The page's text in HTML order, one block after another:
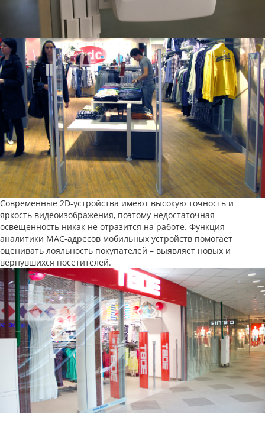
Современные 2D-устройства имеют высокую точность и
яркость видеоизображения, поэтому недостаточная
освещенность никак не отразится на работе. Функция
аналитики MAC-адресов мобильных устройств помогает
оценивать лояльность покупателей – выявляет новых и
вернувшихся посетителей.